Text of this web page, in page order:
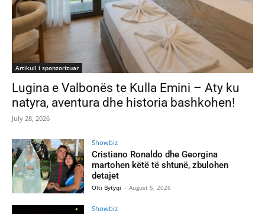
Artikull i sponzorizuar
Lugina e Valbonës te Kulla Emini – Aty ku
natyra, aventura dhe historia bashkohen!
July 28, 2026
Showbiz
Cristiano Ronaldo dhe Georgina
martohen këtë të shtunë, zbulohen
detajet
Olti Bytyqi - August 5, 2026
Showbiz